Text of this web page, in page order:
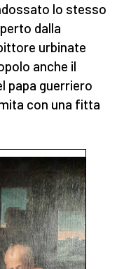
lo stesso
dalla
urbinate
anche il
papa guerriero
con una fitta